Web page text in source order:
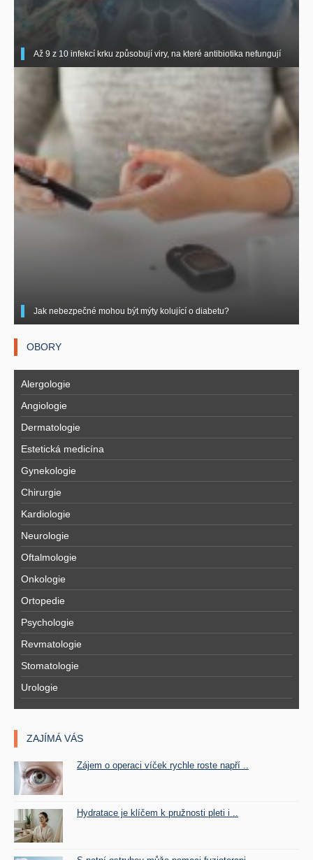
Až 9 z 10 infekcí krku způsobují viry, na které antibiotika nefungují
Jak nebezpečné mohou být mýty kolující o diabetu?
OBORY
Alergologie
Angiologie
Dermatologie
Estetická medicína
Gynekologie
Chirurgie
Kardiologie
Neurologie
Oftalmologie
Onkologie
Ortopedie
Psychologie
Revmatologie
Stomatologie
Urologie
ZAJÍMÁ VÁS
Zájem o operaci víček rychle roste napří ..
Hydratace je klíčem k pružnosti pleti i ..